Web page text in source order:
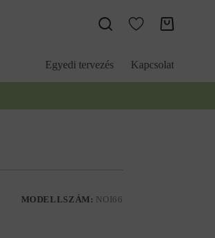
Kosár
Egyedi tervezés Kapcsolat
MODELLSZÁM: NOI66